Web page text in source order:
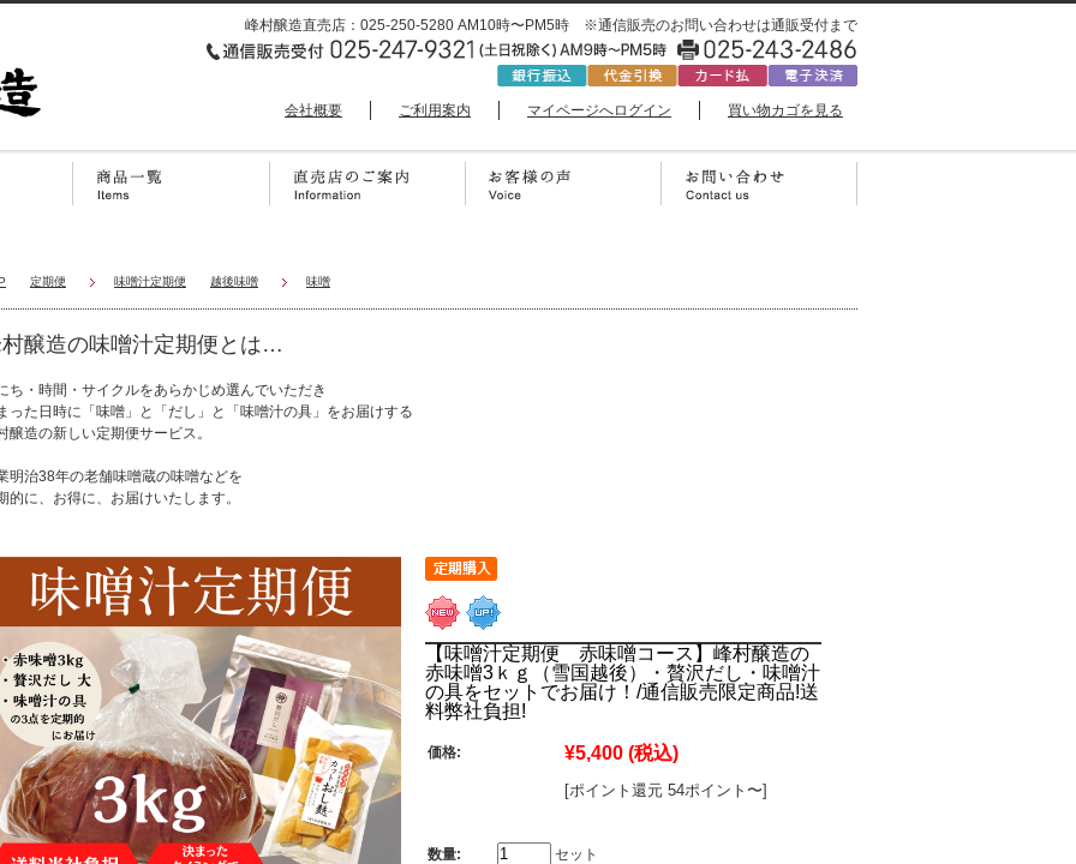
峰村醸造直売店：025-250-5280 AM10時〜PM5時 ※通信販売のお問い合わせは通販受付まで
会社概要 ご利用案内 マイページへログイン 買い物カゴを見る
定期便 味噌汁定期便 越後味噌 味噌
醸造の味噌汁定期便とは…
ち・時間・サイクルをあらかじめ選んでいただき
った日時に「味噌」と「だし」と「味噌汁の具」をお届けする
醸造の新しい定期便サービス。
明治38年の老舗味噌蔵の味噌などを
的に、お得に、お届けいたします。
【味噌汁定期便 赤味噌コース】峰村醸造の
赤味噌3ｋｇ（雪国越後）・贅沢だし・味噌汁
の具をセットでお届け！/通信販売限定商品!送
料弊社負担!
価格: ¥5,400 (税込)
[ポイント還元 54ポイント〜]
数量: セット